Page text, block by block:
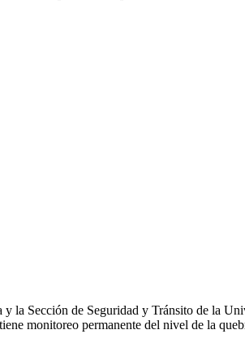
la Sección de Seguridad y Tránsito de la
monitoreo permanente del nivel de la